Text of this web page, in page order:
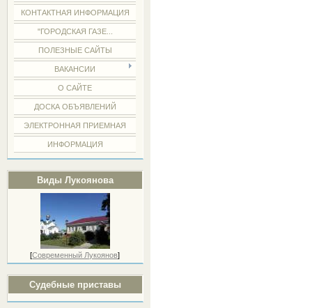
КОНТАКТНАЯ ИНФОРМАЦИЯ
"ГОРОДСКАЯ ГАЗЕ...
ПОЛЕЗНЫЕ САЙТЫ
ВАКАНСИИ
О САЙТЕ
ДОСКА ОБЪЯВЛЕНИЙ
ЭЛЕКТРОННАЯ ПРИЕМНАЯ
ИНФОРМАЦИЯ
Виды Лукоянова
[Современный Лукоянов]
Судебные приставы